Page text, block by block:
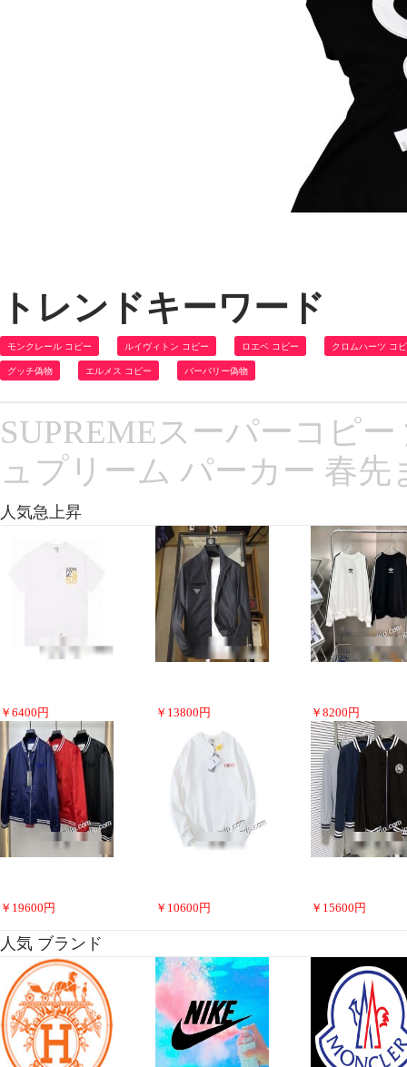
トレンドキーワード
モンクレール コピー ルイヴィトン コピー ロエベ コピー クロムハーツ コ
グッチ偽物 エルメス コピー バーバリー偽物
SUPREMEスーパーコピ
ュプリーム パーカー 春先
人気急上昇
￥ 6400 円 ￥ 13800 円 ￥ 8200 円
￥ 19600 円 ￥ 10600 円 ￥ 15600 円
人気 ブランド